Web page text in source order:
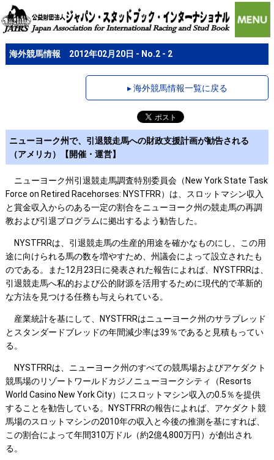
海外競馬情報 2012年02月20日 - No.2 - 2
▸ 海外競馬情報一覧に戻る
ニューヨーク州で、引退競走馬への財政支援計画が勧告される
（アメリカ）【開催・運営】
ニューヨーク州引退競走馬調査特別委員会（New York State Task
Force on Retired Racehorses: NYSTFRR）は、スロットマシン収入
と賞金収入からのある一定の割合をニューヨーク州の競走馬の再調
教および引退プログラムに拠出するよう勧告した。
NYSTFRRは、引退競走馬の生産的用途を確かなものにし、この用
途に向けられる馬の数を増やすため、州議会によって設立されたも
のである。また12月23日に発表された報告によれば、NYSTFRRは、
引退競走馬へ私的および公的財源を活用するために現代的で革新的
な方法を見つける任務も与えられている。
産業統計を基にして、NYSTFRRはニューヨーク州のサラブレッド
とスタンダードブレッドの年間減少率は39％であると見積もってい
る。
NYSTFRRは、ニューヨーク州のすべての競馬場およびアケダクト
競馬場のリゾートワールドカジノニューヨークシティ（Resorts
World Casino New York City）にスロットマシン収入の0.5％を提供
することを勧告している。NYSTFRRの報告によれば、アケダクト競
馬場のスロットマシンの2010年の収入と今後の推測を基にすれば、
この割合によって年間310万ドル（約2億4,800万円）が創出され
る。